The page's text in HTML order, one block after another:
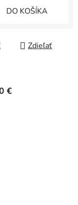
DO KOŠÍKA
Zdieľať
€